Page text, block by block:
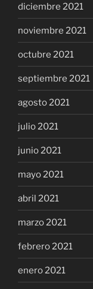
diciembre 2021
noviembre 2021
octubre 2021
septiembre 2021
agosto 2021
julio 2021
junio 2021
mayo 2021
abril 2021
marzo 2021
febrero 2021
enero 2021